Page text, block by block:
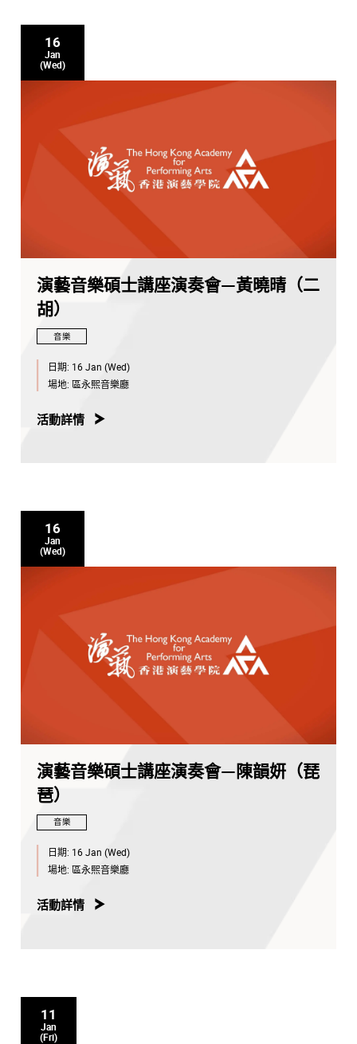
16
Jan
(Wed)
演藝音樂碩士講座演奏會—黃曉晴（二
胡）
音樂
日期: 16 Jan (Wed)
場地: 區永熙音樂廳
活動詳情
16
Jan
(Wed)
演藝音樂碩士講座演奏會—陳韻妍（琵
琶）
音樂
日期: 16 Jan (Wed)
場地: 區永熙音樂廳
活動詳情
11
Jan
(Fri)